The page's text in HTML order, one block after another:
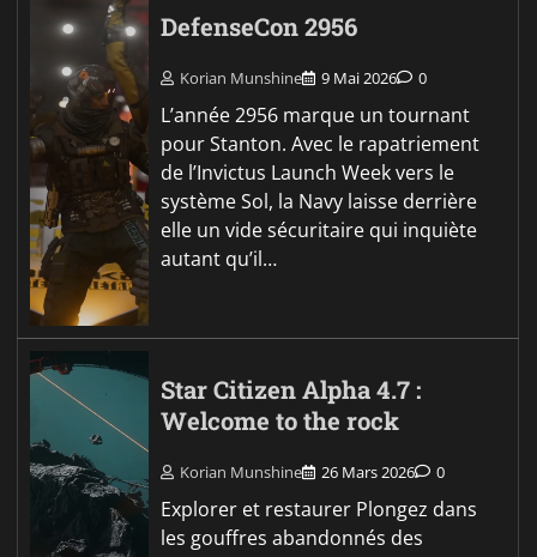
DefenseCon 2956
Korian Munshine 9 Mai 2026 0
L’année 2956 marque un tournant
pour Stanton. Avec le rapatriement
de l’Invictus Launch Week vers le
système Sol, la Navy laisse derrière
elle un vide sécuritaire qui inquiète
autant qu’il…
Star Citizen Alpha 4.7 :
Welcome to the rock
Korian Munshine 26 Mars 2026 0
Explorer et restaurer Plongez dans
les gouffres abandonnés des